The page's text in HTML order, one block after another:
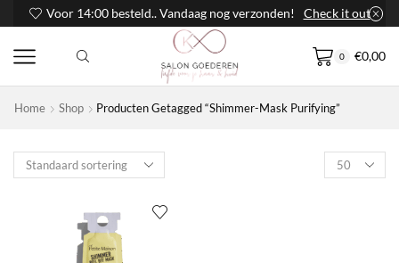
Voor 14:00 besteld.. Vandaag nog verzonden! Check it out
0 €0,00
Home Shop Producten Getagged “Shimmer-Mask Purifying”
Products
per